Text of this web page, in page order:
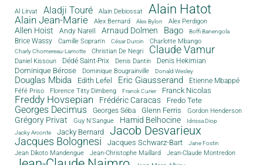
Al Lirvat Aladji Touré Alain Debiossat Alain Hatot
Alain Jean-Marie Alex Bernard Alex Bylon Alex Perdigon
Allen Hoist Andy Narell Arnaud Dolmen Bago Boffi Banengola
Brice Wassy Camille Sopran'n César Durcin Charlotte Mbango
Charly Chomereau-Lamotte Christian De Negri Claude Vamur
Daniel Kissoun Dédé Saint-Prix Denis Dantin Denis Hekimian
Dominique Bérose Dominique Bougrainville Donald Wesley
Douglas Mbida Edith Lefel Eric Giausserand Etienne Mbappé
Féfé Priso Florence Titty Dimbeng Franck Curier Franck Nicolas
Freddy Hovsepian Frédéric Caracas Fredo Tete
Georges Decimus Georges Séba Glenn Ferris Gordon Henderson
Grégory Privat Guy N'Sangue Hamid Belhocine
Idrissa Diop
Jacky Arconte
Jacky Bernard Jacob Desvarieux
Jacques Bolognesi Jacques Schwarz-Bart Jane Fostin
Jean Dikoto Mandengue Jean-Christophe Maillard Jean-Claude Montredon